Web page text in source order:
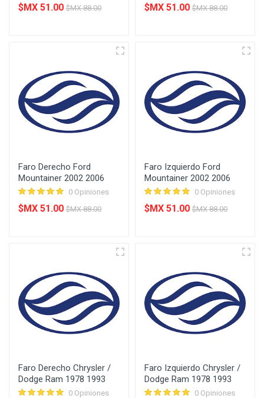
$MX 51.00 $MX 88.00 $MX 51.00 $MX 88.00
Faro Derecho Ford
Mountainer 2002 2006
0 Opiniones
$MX 51.00 $MX 88.00
Faro Izquierdo Ford
Mountainer 2002 2006
0 Opiniones
$MX 51.00 $MX 88.00
Faro Derecho Chrysler /
Dodge Ram 1978 1993
0 Opiniones
Faro Izquierdo Chrysler /
Dodge Ram 1978 1993
0 Opiniones